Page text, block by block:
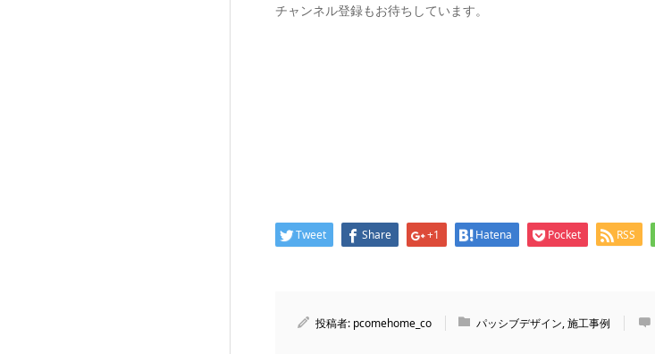
チャンネル登録もお待ちしています。
Tweet Share +1 Hatena Pocket RSS
投稿者: pcomehome_co パッシブデザイン,施工事例